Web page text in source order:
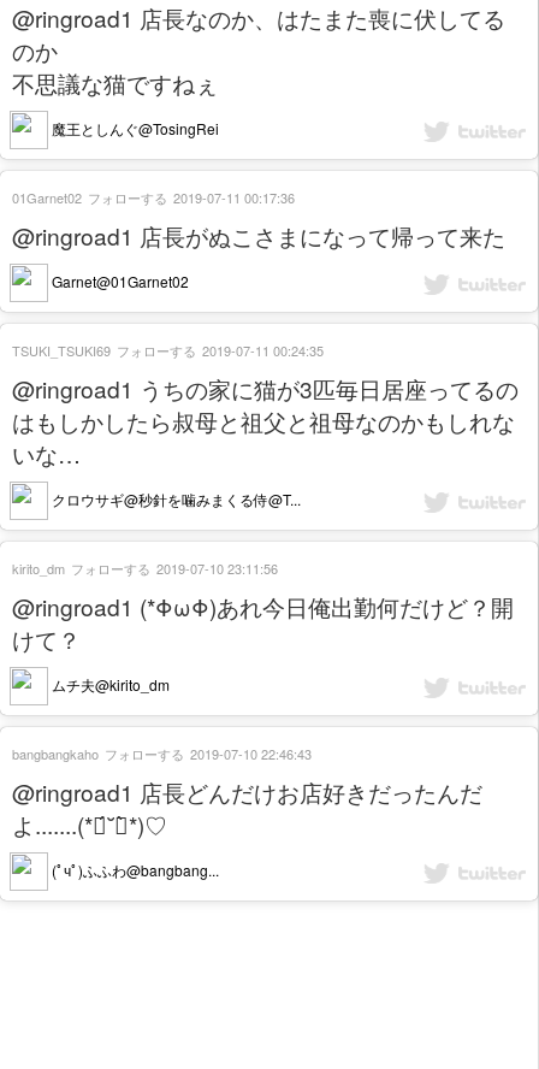
@ringroad1 店長なのか、はたまた喪に伏してる
のか
不思議な猫ですねぇ
魔王としんぐ@TosingRei
@ringroad1 店長がぬこさまになって帰って来た
Garnet@01Garnet02
01Garnet02 フォローする 2019-07-11 00:17:36
@ringroad1 うちの家に猫が3匹毎日居座ってるの
はもしかしたら叔母と祖父と祖母なのかもしれな
いな…
クロウサギ@秒針を噛みまくる侍@T...
TSUKI_TSUKI69 フォローする 2019-07-11 00:24:35
@ringroad1 (*ΦωΦ)あれ今日俺出勤何だけど？開
けて？
ムチ夫@kirito_dm
kirito_dm フォローする 2019-07-10 23:11:56
@ringroad1 店長どんだけお店好きだったんだ
よ.......(*ฅ́˘ฅ̀*)♡
(ﾟчﾟ)ふふわ@bangbang...
bangbangkaho フォローする 2019-07-10 22:46:43